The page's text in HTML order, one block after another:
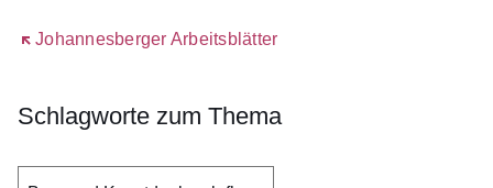
Johannesberger Arbeitsblätter
Öffnet sich in einem neuen Fenster
Schlagworte zum Thema